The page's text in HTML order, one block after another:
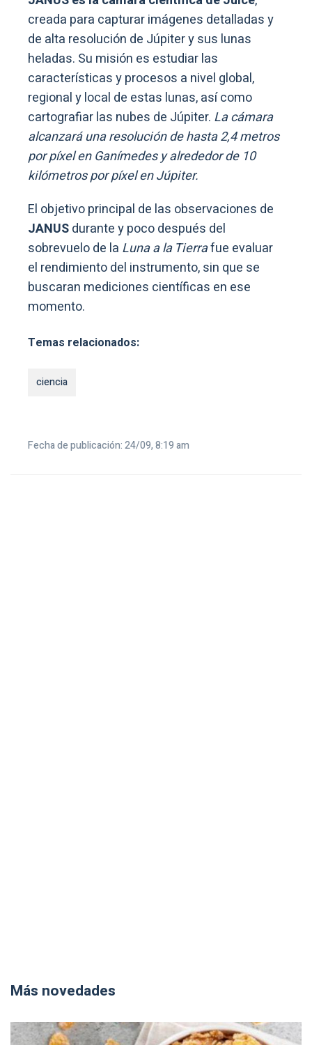
creada para capturar imágenes detalladas y
de alta resolución de Júpiter y sus lunas
heladas. Su misión es estudiar las
características y procesos a nivel global,
regional y local de estas lunas, así como
cartografiar las nubes de Júpiter. La cámara
alcanzará una resolución de hasta 2,4 metros
por píxel en Ganímedes y alrededor de 10
kilómetros por píxel en Júpiter.
El objetivo principal de las observaciones de
JANUSdurante y poco después del
sobrevuelo de la Luna a la Tierrafue evaluar
el rendimiento del instrumento, sin que se
buscaran mediciones científicas en ese
momento.
Temas relacionados:
ciencia
Fecha de publicación: 24/09, 8:19 am
Más novedades